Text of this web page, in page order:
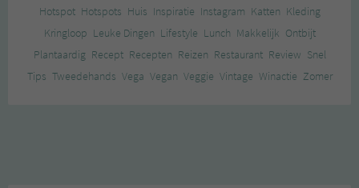
Hotspot Hotspots Huis Inspiratie Instagram Katten Kleding
Kringloop Leuke Dingen Lifestyle Lunch Makkelijk Ontbijt
Plantaardig Recept Recepten Reizen Restaurant Review Snel
Tips Tweedehands Vega Vegan Veggie Vintage Winactie Zomer